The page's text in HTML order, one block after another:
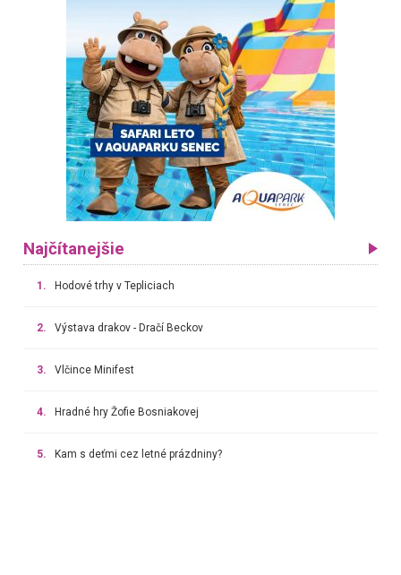
Najčítanejšie
1. Hodové trhy v Tepliciach
2. Výstava drakov - Dračí Beckov
3. Vlčince Minifest
4. Hradné hry Žofie Bosniakovej
5. Kam s deťmi cez letné prázdniny?